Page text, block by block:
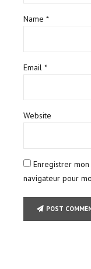
Name *
Email *
Website
Enregistrer
navigateur pour
POST